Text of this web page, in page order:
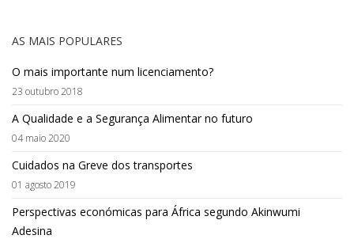
AS MAIS POPULARES
O mais importante num licenciamento?
23 outubro 2018
A Qualidade e a Segurança Alimentar no futuro
04 maio 2020
Cuidados na Greve dos transportes
01 agosto 2019
Perspectivas económicas para África segundo Akinwumi
Adesina